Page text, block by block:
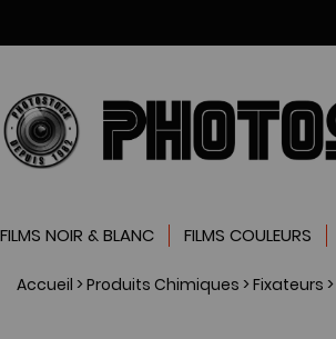
FILMS NOIR & BLANC FILMS COULEURS
Accueil >Produits Chimiques >Fixateurs >